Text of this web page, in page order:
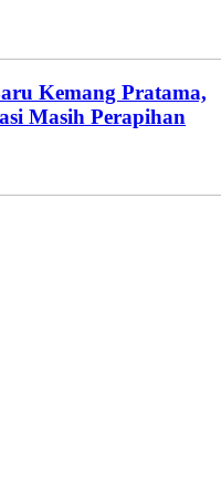
Kemang Pratama,
Masih Perapihan